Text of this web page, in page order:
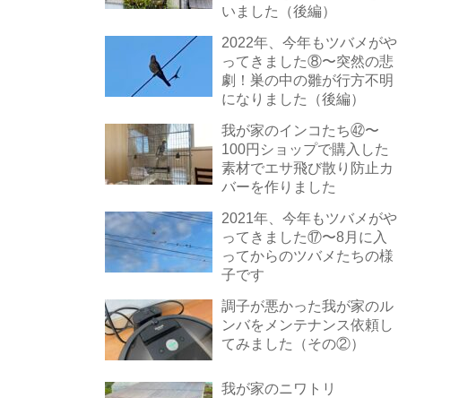
いました（後編）
2022年、今年もツバメがや
ってきました⑧〜突然の悲
劇！巣の中の雛が行方不明
になりました（後編）
我が家のインコたち㊷〜
100円ショップで購入した
素材でエサ飛び散り防止カ
バーを作りました
2021年、今年もツバメがや
ってきました⑰〜8月に入
ってからのツバメたちの様
子です
調子が悪かった我が家のル
ンバをメンテナンス依頼し
てみました（その②）
我が家のニワトリ